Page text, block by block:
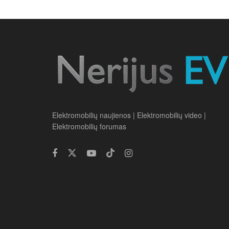
Elektromobilių naujienos | Elektromobilių video |
Elektromobilių forumas